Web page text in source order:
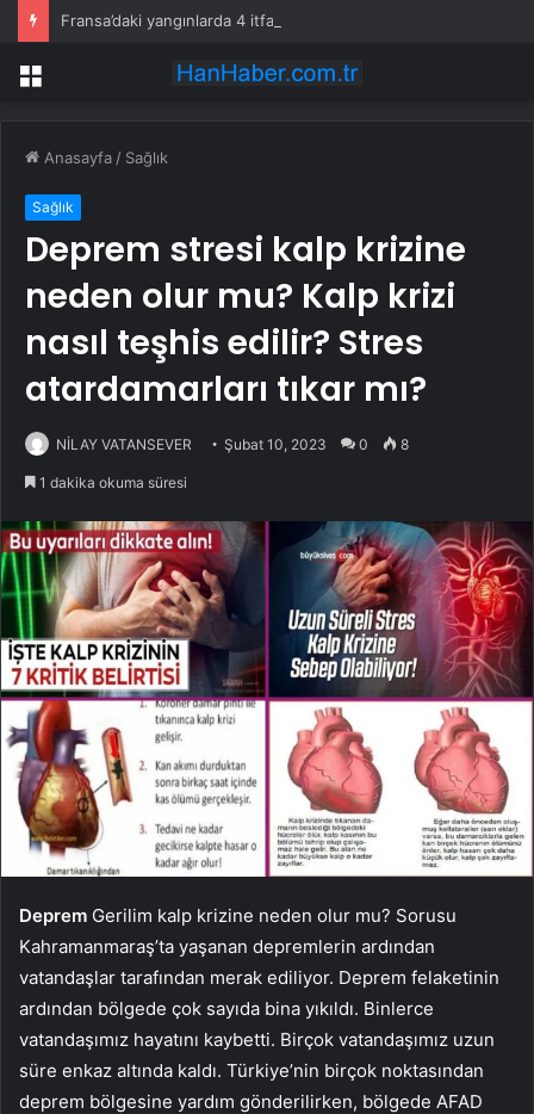
Fransa’daki yangınlarda 4 itfaiye eri hayatını kaybetti
Menü
Anasayfa / Sağlık
Sağlık
Deprem stresi kalp krizine
neden olur mu? Kalp krizi
nasıl teşhis edilir? Stres
atardamarları tıkar mı?
NİLAY VATANSEVER Şubat 10, 2023 0 8
1 dakika okuma süresi
Deprem Gerilim kalp krizine neden olur mu? Sorusu
Kahramanmaraş’ta yaşanan depremlerin ardından
vatandaşlar tarafından merak ediliyor. Deprem felaketinin
ardından bölgede çok sayıda bina yıkıldı. Binlerce
vatandaşımız hayatını kaybetti. Birçok vatandaşımız uzun
süre enkaz altında kaldı. Türkiye’nin birçok noktasından
deprem bölgesine yardım gönderilirken, bölgede AFAD